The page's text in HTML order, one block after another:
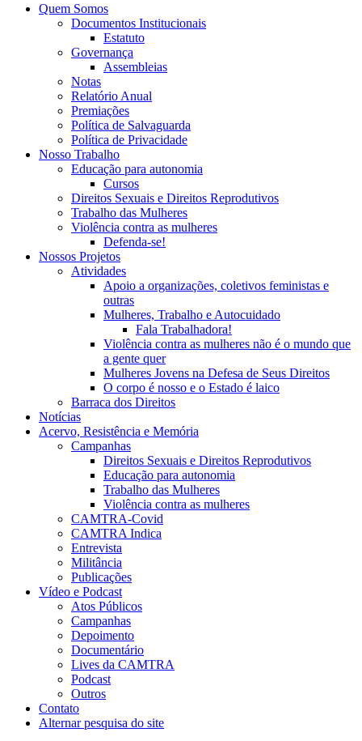
Quem Somos
Documentos Institucionais
Estatuto
Governança
Assembleias
Notas
Relatório Anual
Premiações
Política de Salvaguarda
Política de Privacidade
Nosso Trabalho
Educação para autonomia
Cursos
Direitos Sexuais e Direitos Reprodutivos
Trabalho das Mulheres
Violência contra as mulheres
Defenda-se!
Nossos Projetos
Atividades
Apoio a organizações, coletivos feministas e
outras
Mulheres, Trabalho e Autocuidado
Fala Trabalhadora!
Violência contra as mulheres não é o mundo que
a gente quer
Mulheres Jovens na Defesa de Seus Direitos
O corpo é nosso e o Estado é laico
Barraca dos Direitos
Notícias
Acervo, Resistência e Memória
Campanhas
Direitos Sexuais e Direitos Reprodutivos
Educação para autonomia
Trabalho das Mulheres
Violência contra as mulheres
CAMTRA-Covid
CAMTRA Indica
Entrevista
Militância
Publicações
Vídeo e Podcast
Atos Públicos
Campanhas
Depoimento
Documentário
Lives da CAMTRA
Podcast
Outros
Contato
Alternar pesquisa do site